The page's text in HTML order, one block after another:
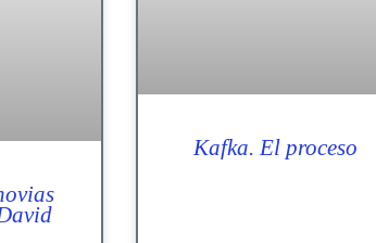
Kafka. El proceso